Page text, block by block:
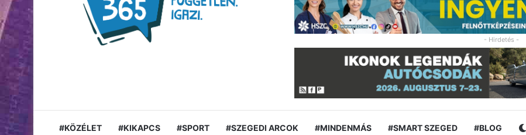
- Hirdetés -
#KÖZÉLET #KIKAPCS #SPORT #SZEGEDI ARCOK #MINDENMÁS #SMART SZEGED #BLOG